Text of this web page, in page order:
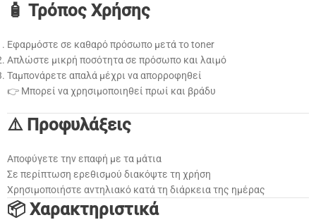
🧴 Τρόπος Χρήσης
Εφαρμόστε σε καθαρό πρόσωπο μετά το toner
Απλώστε μικρή ποσότητα σε πρόσωπο και λαιμό
Ταμπονάρετε απαλά μέχρι να απορροφηθεί
👉 Μπορεί να χρησιμοποιηθεί πρωί και βράδυ
⚠️ Προφυλάξεις
Αποφύγετε την επαφή με τα μάτια
Σε περίπτωση ερεθισμού διακόψτε τη χρήση
Χρησιμοποιήστε αντηλιακό κατά τη διάρκεια της ημέρας
📦 Χαρακτηριστικά